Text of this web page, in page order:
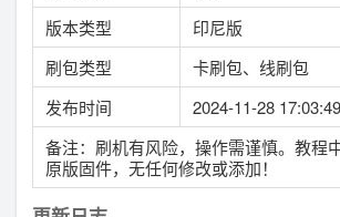
版本类型
印尼版
刷包类型
卡刷包、线刷包
发布时间
2024-11-28 17:03:49
备注：刷机有风险，操作需谨慎。教程
原版固件，无任何修改或添加！